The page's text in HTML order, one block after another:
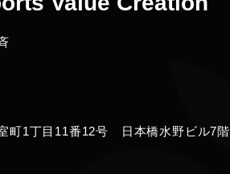
町1丁目11番12号 日本橋水野ビル7階